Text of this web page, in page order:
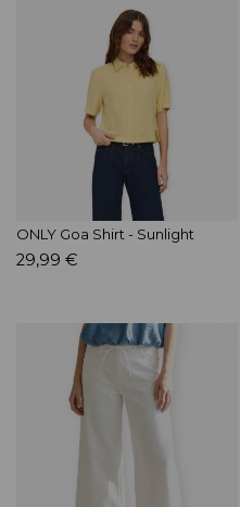
ONLY Goa Shirt - Sunlight
29,99 €